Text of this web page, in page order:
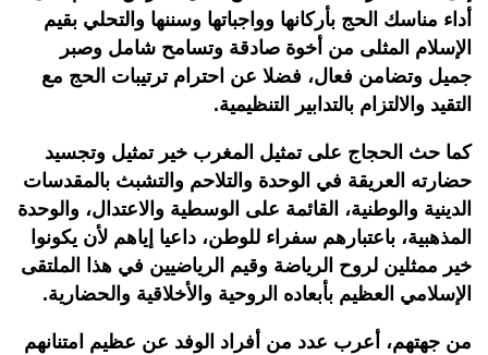
أداء مناسك الحج بأركانها وواجباتها وسننها والتحلي بقيم
الإسلام المثلى من أخوة صادقة وتسامح شامل وصبر
جميل وتضامن فعال، فضلا عن احترام ترتيبات الحج مع
التقيد والالتزام بالتدابير التنظيمية.
كما حث الحجاج على تمثيل المغرب خير تمثيل وتجسيد
حضارته العريقة في الوحدة والتلاحم والتشبث بالمقدسات
الدينية والوطنية، القائمة على الوسطية والاعتدال، والوحدة
المذهبية، باعتبارهم سفراء للوطن، داعيا إياهم لأن يكونوا
خير ممثلين لروح الرياضة وقيم الرياضيين في هذا الملتقى
الإسلامي العظيم بأبعاده الروحية والأخلاقية والحضارية.
من جهتهم، أعرب عدد من أفراد الوفد عن عظيم امتنانهم